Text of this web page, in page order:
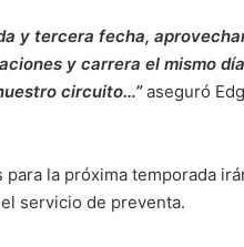
y tercera fecha,
y carrera el mismo
circuito…”aseguró
la próxima temporada
servicio de preventa.